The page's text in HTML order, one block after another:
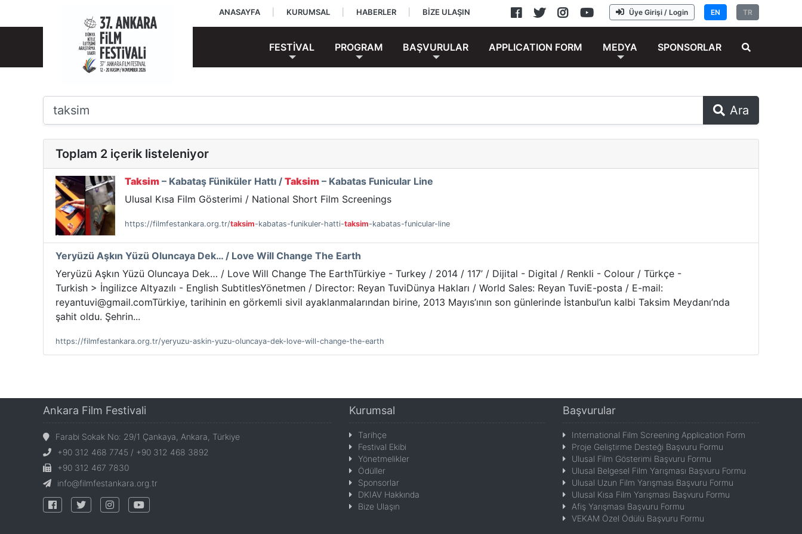
TR
EN
Üye Girişi / Login
ANASAYFA KURUMSAL HABERLER BİZE ULAŞIN
FESTİVAL PROGRAM BAŞVURULAR APPLICATION FORM MEDYA SPONSORLAR
Ara
Toplam 2 içerik listeleniyor
Taksim – Kabataş Füniküler Hattı / Taksim – Kabatas Funicular Line
Ulusal Kısa Film Gösterimi / National Short Film Screenings
https://filmfestankara.org.tr/taksim-kabatas-funikuler-hatti-taksim-kabatas-funicular-line
Yeryüzü Aşkın Yüzü Oluncaya Dek… / Love Will Change The Earth
Yeryüzü Aşkın Yüzü Oluncaya Dek… / Love Will Change The EarthTürkiye - Turkey / 2014 / 117’ / Dijital - Digital / Renkli - Colour / Türkçe -
Turkish > İngilizce Altyazılı - English SubtitlesYönetmen / Director: Reyan TuviDünya Hakları / World Sales: Reyan TuviE-posta / E-mail:
reyantuvi@gmail.comTürkiye, tarihinin en görkemli sivil ayaklanmalarından birine, 2013 Mayıs’ının son günlerinde İstanbul’un kalbi Taksim Meydanı’nda
şahit oldu. Şehrin...
https://filmfestankara.org.tr/yeryuzu-askin-yuzu-oluncaya-dek-love-will-change-the-earth
Ankara Film Festivali
Farabi Sokak No: 29/1 Çankaya, Ankara, Türkiye
+90 312 468 7745 / +90 312 468 3892
+90 312 467 7830
info@filmfestankara.org.tr
Kurumsal
Tarihçe
Festival Ekibi
Yönetmelikler
Ödüller
Sponsorlar
DKIAV Hakkında
Bize Ulaşın
Başvurular
International Film Screening Application Form
Proje Geliştirme Desteği Başvuru Formu
Ulusal Film Gösterimi Başvuru Formu
Ulusal Belgesel Film Yarışması Başvuru Formu
Ulusal Uzun Film Yarışması Başvuru Formu
Ulusal Kısa Film Yarışması Başvuru Formu
Afiş Yarışması Başvuru Formu
VEKAM Özel Ödülü Başvuru Formu